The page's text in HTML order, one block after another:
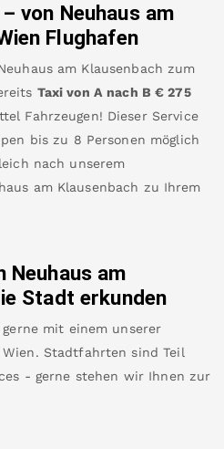
von Neuhaus am
Flughafen
am Klausenbach zum
Taxi von A nach B €275
Fahrzeugen! Dieser Service
bis zu 8 Personen möglich
nach unserem
am Klausenbach zu Ihrem
Neuhaus am
Stadt erkunden
mit einem unserer
Stadtfahrten sind Teil
- gerne stehen wir Ihnen zur